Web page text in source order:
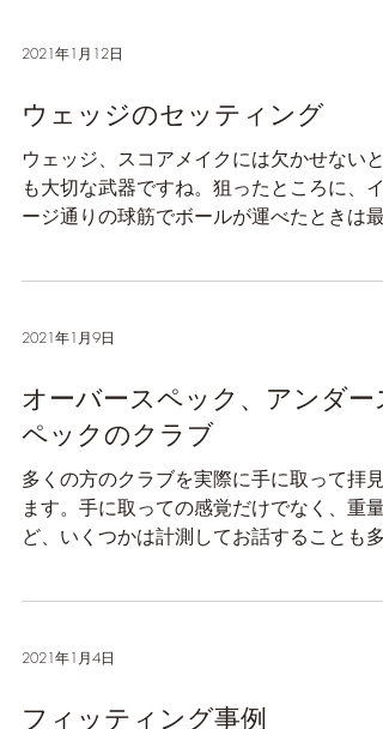
2021年1月12日
ウェッジのセッティング
ウェッジ、スコアメイクには欠かせないと
ージ通りの球筋でボールが運べたときは最
からすると、ピッチングウェッジのロフト
のウェッジのセッティングに悩む方も...
2021年1月9日
オーバースペック、アンダー
ペックのクラブ
多くの方のクラブを実際に手に取って拝見
ど、いくつかは計測してお話することも多
り、その方のフィジカル面、といっても大
よってはケガをした経緯があるのかど...
2021年1月4日